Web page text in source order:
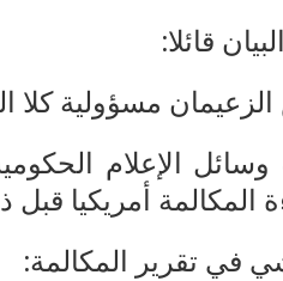
قائلا:
مسؤولية كلا
وسائل الإعلام
المكالمة أمريكيا قبل
في تقرير المكالمة: